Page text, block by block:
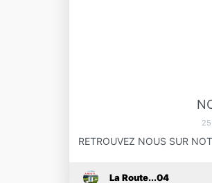
RETROUVEZ NOUS SUR
La Route...04